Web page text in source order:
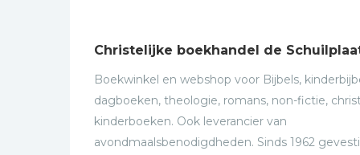
Christelijke boekhandel de
Boekwinkel en webshop voor Bijbels,
dagboeken, theologie, romans, non-fictie,
kinderboeken. Ook leverancier van
avondmaalsbenodigdheden. Sinds 1962